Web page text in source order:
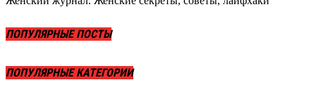
ПОПУЛЯРНЫЕ ПОСТЫ
ПОПУЛЯРНЫЕ КАТЕГОРИИ